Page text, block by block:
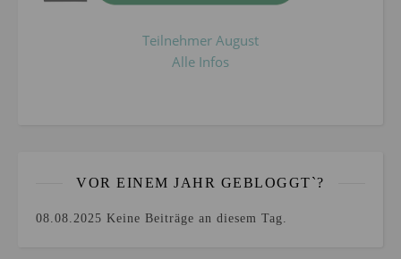
Teilnehmer August
Alle Infos
VOR EINEM JAHR GEBLOGGT`?
08.08.2025 Keine Beiträge an diesem Tag.